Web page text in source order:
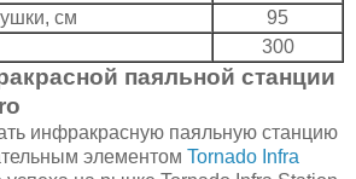
см
95
300
паяльной станции
инфракрасную паяльную станцию
элементом Tornado Infra